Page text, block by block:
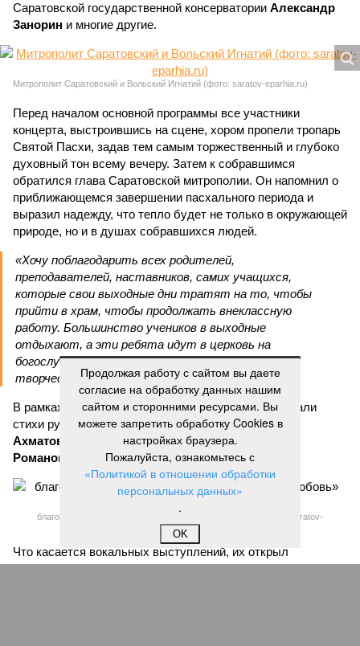
Саратовской государственной консерватории Александр
Занорин и многие другие.
Митрополит Саратовский и Вольский Игнатий (фото: saratov-eparhia.ru)
Перед началом основной программы все участники
концерта, выстроившись на сцене, хором пропели тропарь
Святой Пасхи, задав тем самым торжественный и глубоко
духовный тон всему вечеру. Затем к собравшимся
обратился глава Саратовской митрополии. Он напомнил о
приближающемся завершении пасхального периода и
выразил надежду, что тепло будет не только в окружающей
природе, но и в душах собравшихся людей.
«Хочу поблагодарить всех родителей,
преподавателей, наставников, самих учащихся,
которые свои выходные дни тратят на то, чтобы
прийти в храм, чтобы продолжать внеклассную
работу. Большинство учеников в выходные
отдыхают, а эти ребята идут в церковь на
богослужение, занимаются музыкой и другим
творчеством», – заявил митрополит Игнатий.
В рамках концертной программы со сцены прозвучали
стихи русских поэтов:Николая Гумилева,Анны
Ахматовой
Бориса ПастернакаиКонстантина
Романова
благотворительный концерт «Вера, надежда, любовь» (фото: saratov-
eparhia.ru)
Что касается вокальных выступлений, их открыл
задостойник Пасхи Валаамского распева, подготовленный
Продолжая работу с сайтом вы даете
согласие на обработку данных нашим
сайтом и сторонними ресурсами. Вы
можете запретить обработку Cookies в
настройках браузера.
Пожалуйста, ознакомьтесь с
«Политикой в отношении обработки
персональных данных»
.
OK